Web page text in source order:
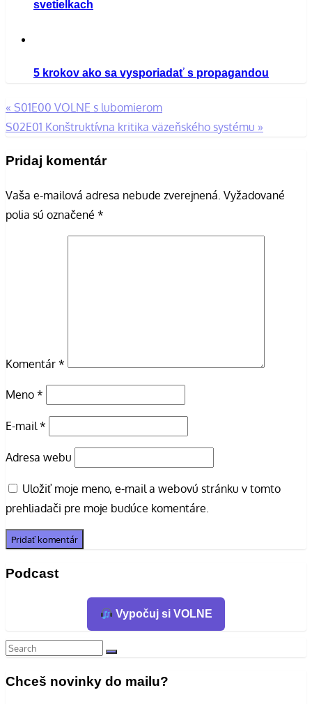
svetielkach
5 krokov ako sa vysporiadať s propagandou
Navigácia
článku
« S01E00 VOLNE s lubomierom
S02E01 Konštruktívna kritika väzeňského systému »
Pridaj komentár
Vaša e-mailová adresa nebude zverejnená. Vyžadované
polia sú označené *
Komentár *
Meno *
E-mail *
Adresa webu
Uložiť moje meno, e-mail a webovú stránku v tomto
prehliadači pre moje budúce komentáre.
Podcast
Vypočuj si VOLNE
Search
Chceš novinky do mailu?